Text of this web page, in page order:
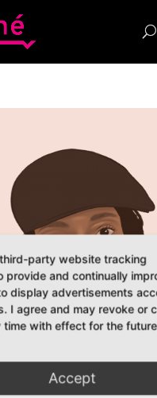
party website tracking
provide and continually
display advertisements
I agree and may revoke or
time with effect for the
Accept